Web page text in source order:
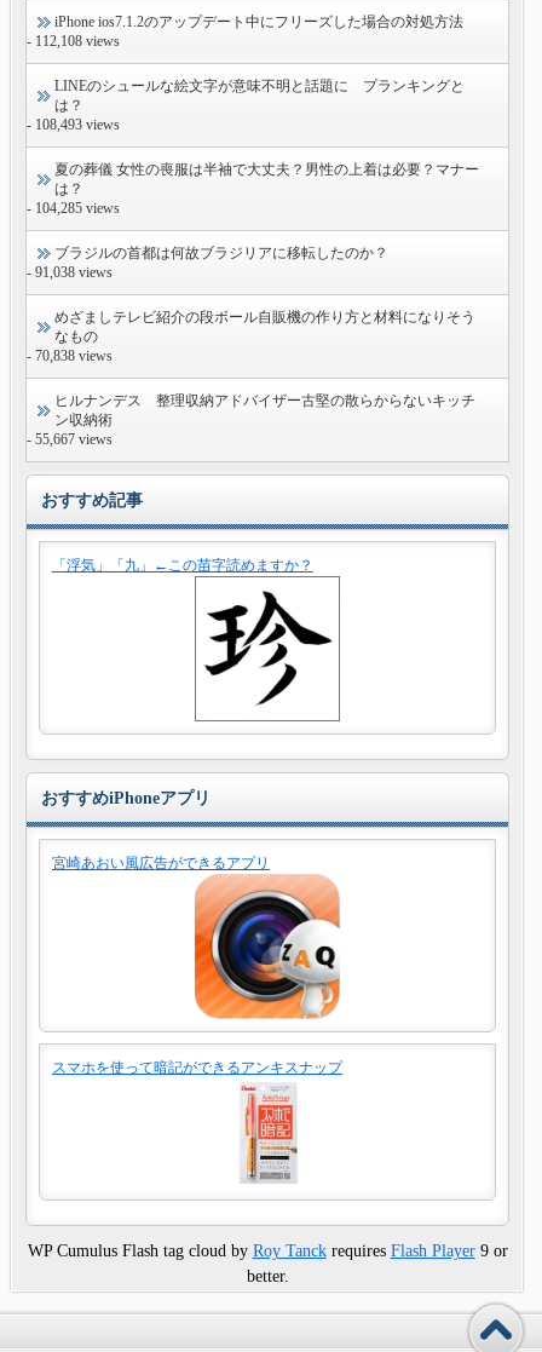
iPhone ios7.1.2のアップデート中にフリーズした場合の対処方法
- 112,108 views
LINEのシュールな絵文字が意味不明と話題に プランキングと
は？
- 108,493 views
夏の葬儀 女性の喪服は半袖で大丈夫？男性の上着は必要？マナー
は？
- 104,285 views
ブラジルの首都は何故ブラジリアに移転したのか？
- 91,038 views
めざましテレビ紹介の段ボール自販機の作り方と材料になりそう
なもの
- 70,838 views
ヒルナンデス 整理収納アドバイザー古堅の散らからないキッチ
ン収納術
- 55,667 views
おすすめ記事
「浮気」「九」←この苗字読めますか？
おすすめiPhoneアプリ
宮崎あおい風広告ができるアプリ
スマホを使って暗記ができるアンキスナップ
WP Cumulus Flash tag cloud by Roy Tanckrequires Flash Player9 or
better.